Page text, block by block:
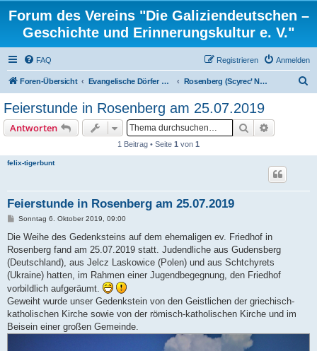
Forum des Vereins "Die Galiziendeutschen –
Geschichte und Erinnerungskultur e. V."
FAQ Anmelden
Registrieren
Foren-Übersicht Evangelische Dörfer und ortsbezogene Familienforschung Rosenberg (Scyrec’ Novyj), Kreis Lemberg
Feierstunde in Rosenberg am 25.07.2019
Antworten Suche
1 Beitrag • Seite 1 von 1
felix-tigerbunt
Feierstunde in Rosenberg am 25.07.2019
B
i
r
a
Sonntag 6. Oktober 2019, 09:00
Die Weihe des Gedenksteins auf dem ehemaligen ev. Friedhof in
Rosenberg fand am 25.07.2019 statt. Judendliche aus Gudensberg
(Deutschland), aus Jelcz Laskowice (Polen) und aus Schtchyrets
(Ukraine) hatten, im Rahmen einer Jugendbegegnung, den Friedhof
vorbildlich aufgeräumt.
Geweiht wurde unser Gedenkstein von den Geistlichen der griechisch-
katholischen Kirche sowie von der römisch-katholischen Kirche und im
Beisein einer großen Gemeinde.